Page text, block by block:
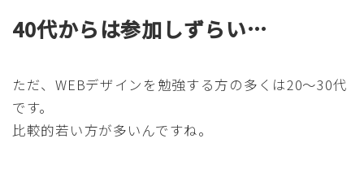
40代からは参加しずらい…
ただ、WEBデザインを勉強する方の多くは20〜30代
です。
比較的若い方が多いんですね。